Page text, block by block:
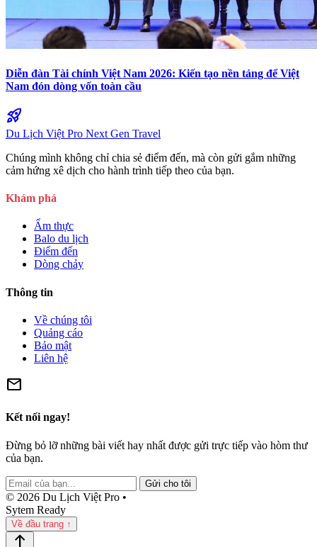
Diễn đàn Tài chính Việt Nam 2026: Kiến tạo nền tảng để Việt
Nam đón dòng vốn toàn cầu
rocket_launch
Du Lịch Việt Pro Next Gen Travel
Chúng mình không chỉ chia sẻ điểm đến, mà còn gửi gắm những
cảm hứng xê dịch cho hành trình tiếp theo của bạn.
Khám phá
Ẩm thực
Balo du lịch
Điểm đến
Dòng chảy
Thông tin
Về chúng tôi
Quảng cáo
Bảo mật
Liên hệ
mail
Kết nối ngay!
Đừng bỏ lỡ những bài viết hay nhất được gửi trực tiếp vào hòm thư
của bạn.
Gửi cho tôi
© 2026 Du Lịch Việt Pro •
Sytem Ready
Về đầu trang ↑
north